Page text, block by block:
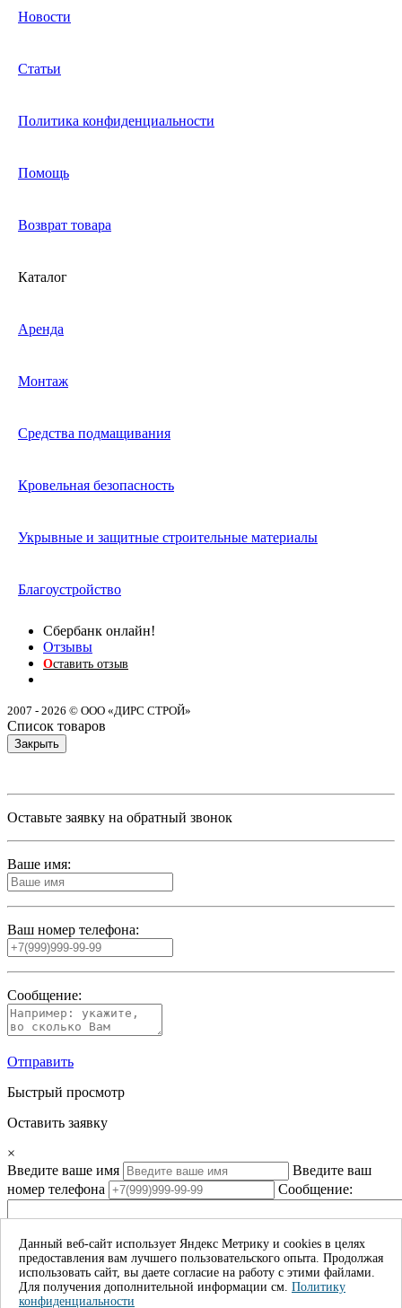
Новости
Статьи
Политика конфиденциальности
Помощь
Возврат товара
Каталог
Аренда
Монтаж
Средства подмащивания
Кровельная безопасность
Укрывные и защитные строительные материалы
Благоустройство
Сбербанк онлайн!
Отзывы
Оставить отзыв
2007 - 2026 © ООО «ДИРС СТРОЙ»
Список товаров
Закрыть
Оставьте заявку на обратный звонок
Ваше имя:
Ваш номер телефона:
Сообщение:
Отправить
Быстрый просмотр
Оставить заявку
×
Введите ваше имя
Введите ваш
номер телефона
Сообщение:
Даю согласие на обработку моих личных данных*
Отправить
Данный веб-сайт использует Яндекс Метрику и cookies в целях
предоставления вам лучшего пользовательского опыта. Продолжая
использовать сайт, вы даете согласие на работу с этими файлами.
Для получения дополнительной информации см. Политику
конфиденциальности